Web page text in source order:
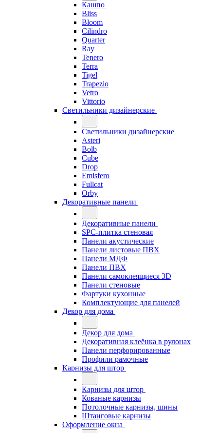
Кашпо
Bliss
Bloom
Cilindro
Quarter
Ray
Tenero
Terra
Tigel
Trapezio
Vetro
Vittorio
Светильники дизайнерские
Светильники дизайнерские
Asteri
Bolb
Cube
Drop
Emisfero
Fullcat
Orby
Декоративные панели
Декоративные панели
SPC-плитка стеновая
Панели акустические
Панели листовые ПВХ
Панели МДФ
Панели ПВХ
Панели самоклеящиеся 3D
Панели стеновые
Фартуки кухонные
Комплектующие для панелей
Декор для дома
Декор для дома
Декоративная клеёнка в рулонах
Панели перфорированные
Профили рамочные
Карнизы для штор
Карнизы для штор
Кованые карнизы
Потолочные карнизы, шины
Штанговые карнизы
Оформление окна